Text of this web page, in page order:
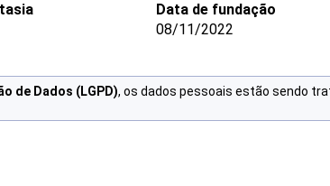
Data de fundação
08/11/2022
de Dados (LGPD), os dados pessoais estão sendo